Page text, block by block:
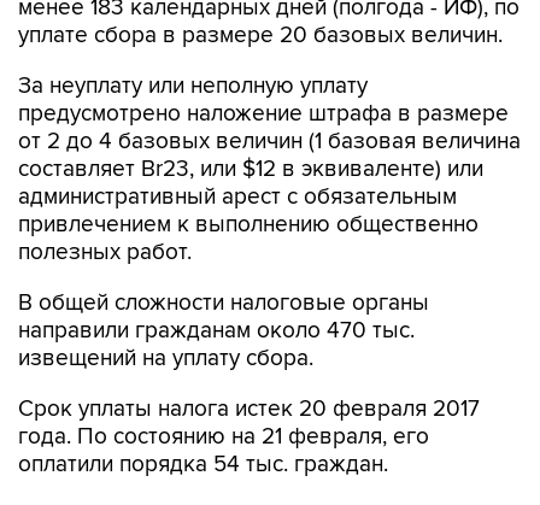
За неуплату или неполную уплату
от 2 до 4 базовых величин (1 базовая величина
составляет Br23, или $12 в эквиваленте) или
административный арест с обязательным
привлечением к выполнению общественно
полезных работ.
В общей сложности налоговые органы
извещений на уплату сбора.
Срок уплаты налога истек 20 февраля 2017
оплатили порядка 54 тыс. граждан.
Принятие данного декрета вызвало активный